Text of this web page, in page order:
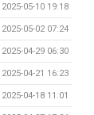
2025-05-10 19:18
2025-05-02 07:24
2025-04-29 06:30
2025-04-21 16:23
2025-04-18 11:01